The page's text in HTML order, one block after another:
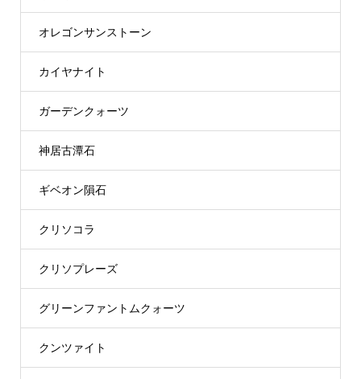
オレゴンサンストーン
カイヤナイト
ガーデンクォーツ
神居古潭石
ギベオン隕石
クリソコラ
クリソプレーズ
グリーンファントムクォーツ
クンツァイト